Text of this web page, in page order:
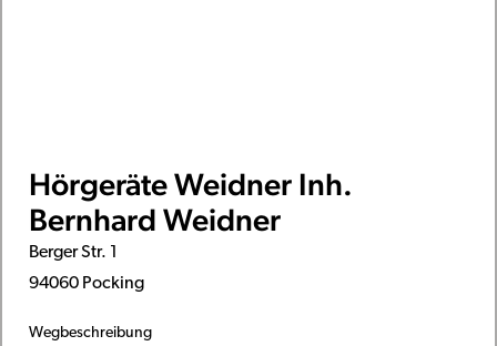
Hörgeräte Weidner Inh.
Bernhard Weidner
Berger Str. 1
94060 Pocking
Wegbeschreibung